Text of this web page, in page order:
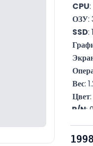
CPU
ОЗУ:
SSD:
Вес:
Цвет
P/N:
1998